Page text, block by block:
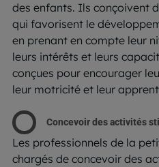
des enfants. Ils conçoivent
qui favorisent le
en prenant en compte leur
leurs intérêts et leurs
conçues pour encourager
leur motricité et leur
Concevoir des activités
Les professionnels de la
chargés de concevoir des